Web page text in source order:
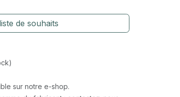
de souhaits
sur notre e-shop.